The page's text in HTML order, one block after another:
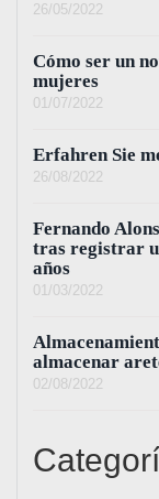
26/05/2022
Cómo ser un
mujeres
01/07/2022
Erfahren Sie
26/08/2022
Fernando
tras registrar
años
01/03/2022
almacenar
02/08/2022